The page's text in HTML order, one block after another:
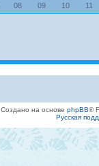
08 09 10 11
Создано на основе phpBB®
Русская